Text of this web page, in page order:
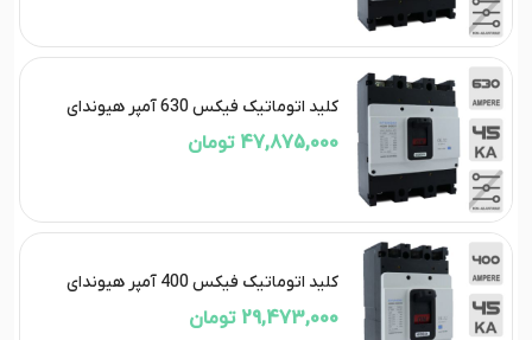
کلید اتوماتیک فیکس 630 آمپر هیوندای
47,875,000 تومان
کلید اتوماتیک فیکس 400 آمپر هیوندای
29,473,000 تومان